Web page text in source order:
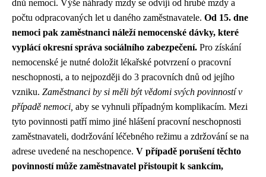
dnů nemoci. Výše náhrady mzdy se odvíjí od hrubé mzdy a
počtu odpracovaných let u daného zaměstnavatele. Od 15. dne
nemoci pak zaměstnanci náleží nemocenské dávky, které
vyplácí okresní správa sociálního zabezpečení. Pro získání
nemocenské je nutné doložit lékařské potvrzení o pracovní
neschopnosti, a to nejpozději do 3 pracovních dnů od jejího
vzniku. Zaměstnanci by si měli být vědomi svých povinností v
případě nemoci, aby se vyhnuli případným komplikacím. Mezi
tyto povinnosti patří mimo jiné hlášení pracovní neschopnosti
zaměstnavateli, dodržování léčebného režimu a zdržování se na
adrese uvedené na neschopence. V případě porušení těchto
povinností může zaměstnavatel přistoupit k sankcím,